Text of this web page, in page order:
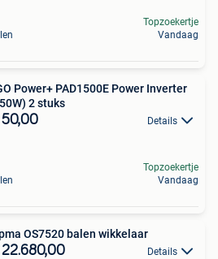
Topzoekertje
Vandaag
Power+ PAD1500E Power Inverter
(150W) 2 stuks
Details
Topzoekertje
Vandaag
OS7520 balen wikkelaar
Details